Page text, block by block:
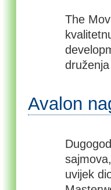
The
Avalon
uvijek